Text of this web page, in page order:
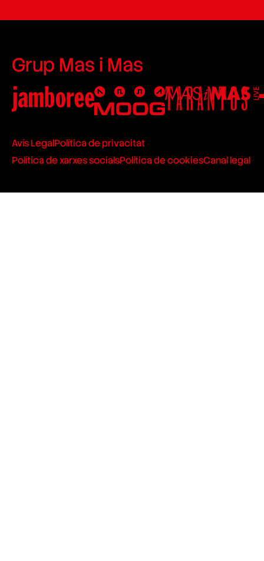
Grup Mas i Mas
Avís LegalPolítica de privacitat
Política de xarxes socialsPolítica de cookiesCanal legal